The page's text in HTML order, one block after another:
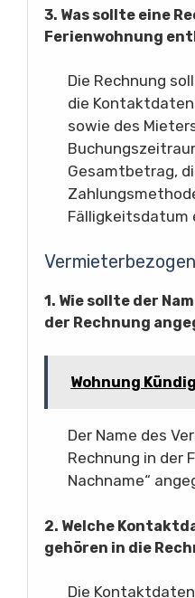
3. Was sollte eine
Ferienwohnung
Die Rechnung
die
sowie des
Gesamtbetrag,
Fälligkeitsdatum
1. Wie sollte der
der Rechnung
Wohnung
Der Name des
Rechnung in der
Nachname“
2. Welche
gehören in die
Die